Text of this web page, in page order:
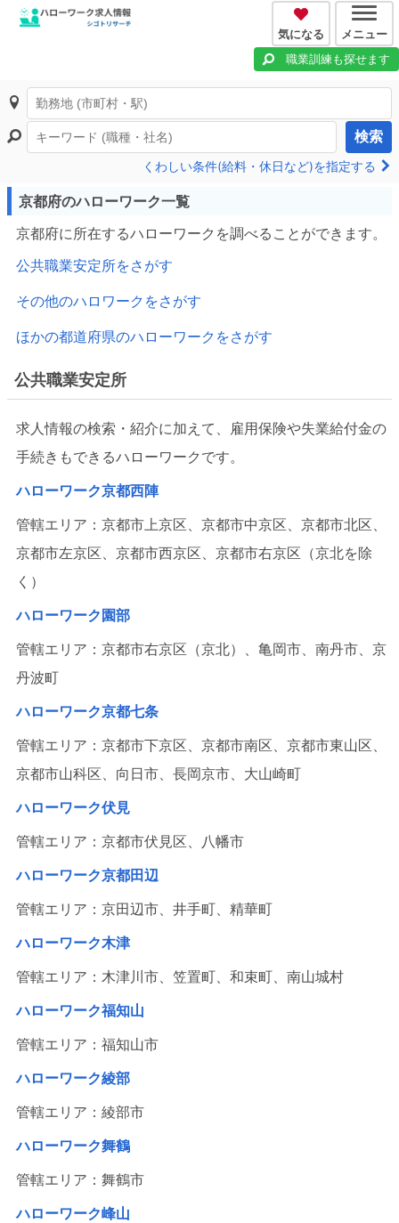
気になる メニュー
職業訓練も探せます
検索
くわしい条件(給料・休日など)を指定する
京都府のハローワーク一覧
京都府に所在するハローワークを調べることができます。
公共職業安定所をさがす
その他のハロワークをさがす
ほかの都道府県のハローワークをさがす
公共職業安定所
求人情報の検索・紹介に加えて、雇用保険や失業給付金の
手続きもできるハローワークです。
ハローワーク京都西陣
管轄エリア：京都市上京区、京都市中京区、京都市北区、
京都市左京区、京都市西京区、京都市右京区（京北を除
く）
ハローワーク園部
管轄エリア：京都市右京区（京北）、亀岡市、南丹市、京
丹波町
ハローワーク京都七条
管轄エリア：京都市下京区、京都市南区、京都市東山区、
京都市山科区、向日市、長岡京市、大山崎町
ハローワーク伏見
管轄エリア：京都市伏見区、八幡市
ハローワーク京都田辺
管轄エリア：京田辺市、井手町、精華町
ハローワーク木津
管轄エリア：木津川市、笠置町、和束町、南山城村
ハローワーク福知山
管轄エリア：福知山市
ハローワーク綾部
管轄エリア：綾部市
ハローワーク舞鶴
管轄エリア：舞鶴市
ハローワーク峰山